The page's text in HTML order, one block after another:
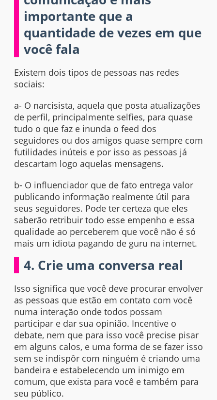
importante que a
quantidade de vezes em que
você fala
Existem dois tipos de pessoas nas redes
sociais:
a- O narcisista, aquela que posta atualizações
de perfil, principalmente selfies, para quase
tudo o que faz e inunda o feed dos
seguidores ou dos amigos quase sempre com
futilidades inúteis e por isso as pessoas já
descartam logo aquelas mensagens.
b- O influenciador que de fato entrega valor
publicando informação realmente útil para
seus seguidores. Pode ter certeza que eles
saberão retribuir todo esse empenho e essa
qualidade ao perceberem que você não é só
mais um idiota pagando de guru na internet.
4. Crie uma conversa real
Isso significa que você deve procurar envolver
as pessoas que estão em contato com você
numa interação onde todos possam
participar e dar sua opinião. Incentive o
debate, nem que para isso você precise pisar
em alguns calos, e uma forma de se fazer isso
sem se indispôr com ninguém é criando uma
bandeira e estabelecendo um inimigo em
comum, que exista para você e também para
seu público.